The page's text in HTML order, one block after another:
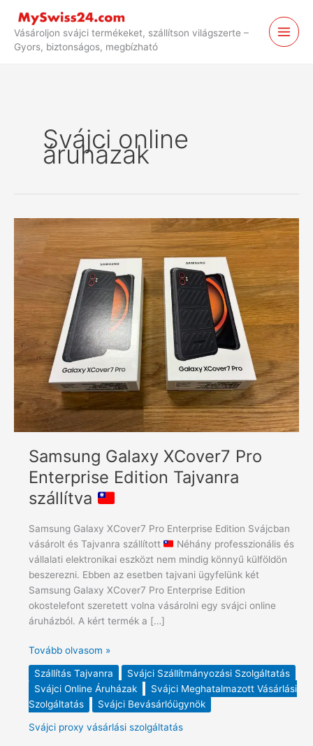
tartalomhoz
Vásároljon svájci termékeket, szállítson világszerte –
Gyors, biztonságos, megbízható
Svájci online
áruházak
Samsung Galaxy XCover7 Pro
Enterprise Edition Tajvanra
szállítva
Samsung Galaxy XCover7 Pro Enterprise Edition Svájcban
vásárolt és Tajvanra szállított
Néhány professzionális és
vállalati elektronikai eszközt nem mindig könnyű külföldön
beszerezni. Ebben az esetben tajvani ügyfelünk két
Samsung Galaxy XCover7 Pro Enterprise Edition
okostelefont szeretett volna vásárolni egy svájci online
áruházból. A kért termék a […]
Samsung
Galaxy
XCover7
Pro
Enterprise
Edition
szállítva
Tajvanra
Tovább olvasom »
Szállítás Tajvanra
Svájci Szállítmányozási Szolgáltatás
Svájci Online Áruházak
Svájci Meghatalmazott Vásárlási
Szolgáltatás
Svájci Bevásárlóügynök
Svájci proxy vásárlási szolgáltatás